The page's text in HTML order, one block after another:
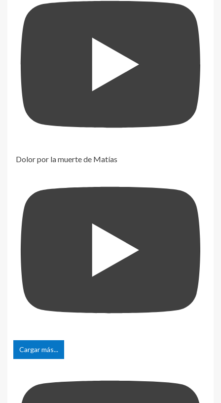
Dolor por la muerte de Matías
Cargar más...